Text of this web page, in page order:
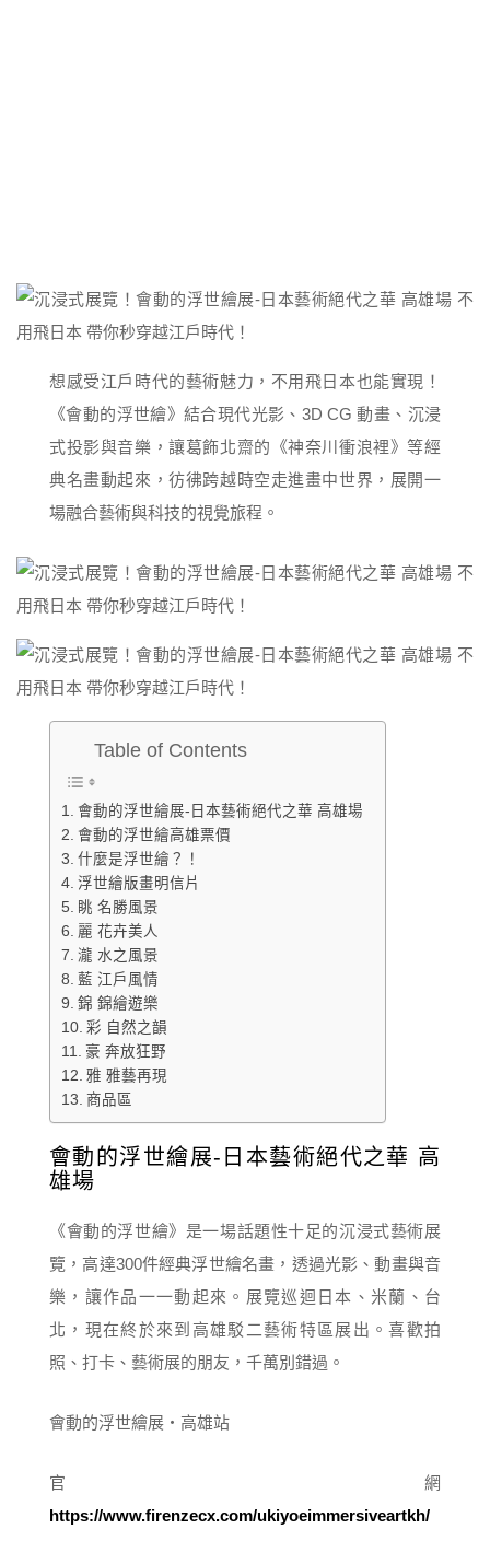
想感受江戶時代的藝術魅力，不用飛日本也能實現！
《會動的浮世繪》結合現代光影、3D CG 動畫、沉浸
式投影與音樂，讓葛飾北齋的《神奈川衝浪裡》等經
典名畫動起來，彷彿跨越時空走進畫中世界，展開一
場融合藝術與科技的視覺旅程。
Table of Contents
會動的浮世繪展-日本藝術絕代之華 高雄場
會動的浮世繪高雄票價
什麼是浮世繪？！
浮世繪版畫明信片
眺 名勝風景
麗 花卉美人
瀧 水之風景
藍 江戶風情
錦 錦繪遊樂
彩 自然之韻
豪 奔放狂野
雅 雅藝再現
商品區
會動的浮世繪展-日本藝術絕代之華 高
雄場
《會動的浮世繪》是一場話題性十足的沉浸式藝術展
覽，高達300件經典浮世繪名畫，透過光影、動畫與音
樂，讓作品一一動起來。展覽巡迴日本、米蘭、台
北，現在終於來到高雄駁二藝術特區展出。喜歡拍
照、打卡、藝術展的朋友，千萬別錯過。
會動的浮世繪展・高雄站
官網
https://www.firenzecx.com/ukiyoeimmersiveartkh/